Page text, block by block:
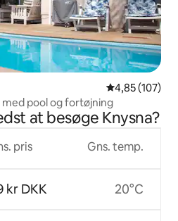
4,85 ud af 5 i
4,85 (107)
pool og fortøjning
at besøge Knysna?
pris
kr DKK
Gns. temp.
20°C